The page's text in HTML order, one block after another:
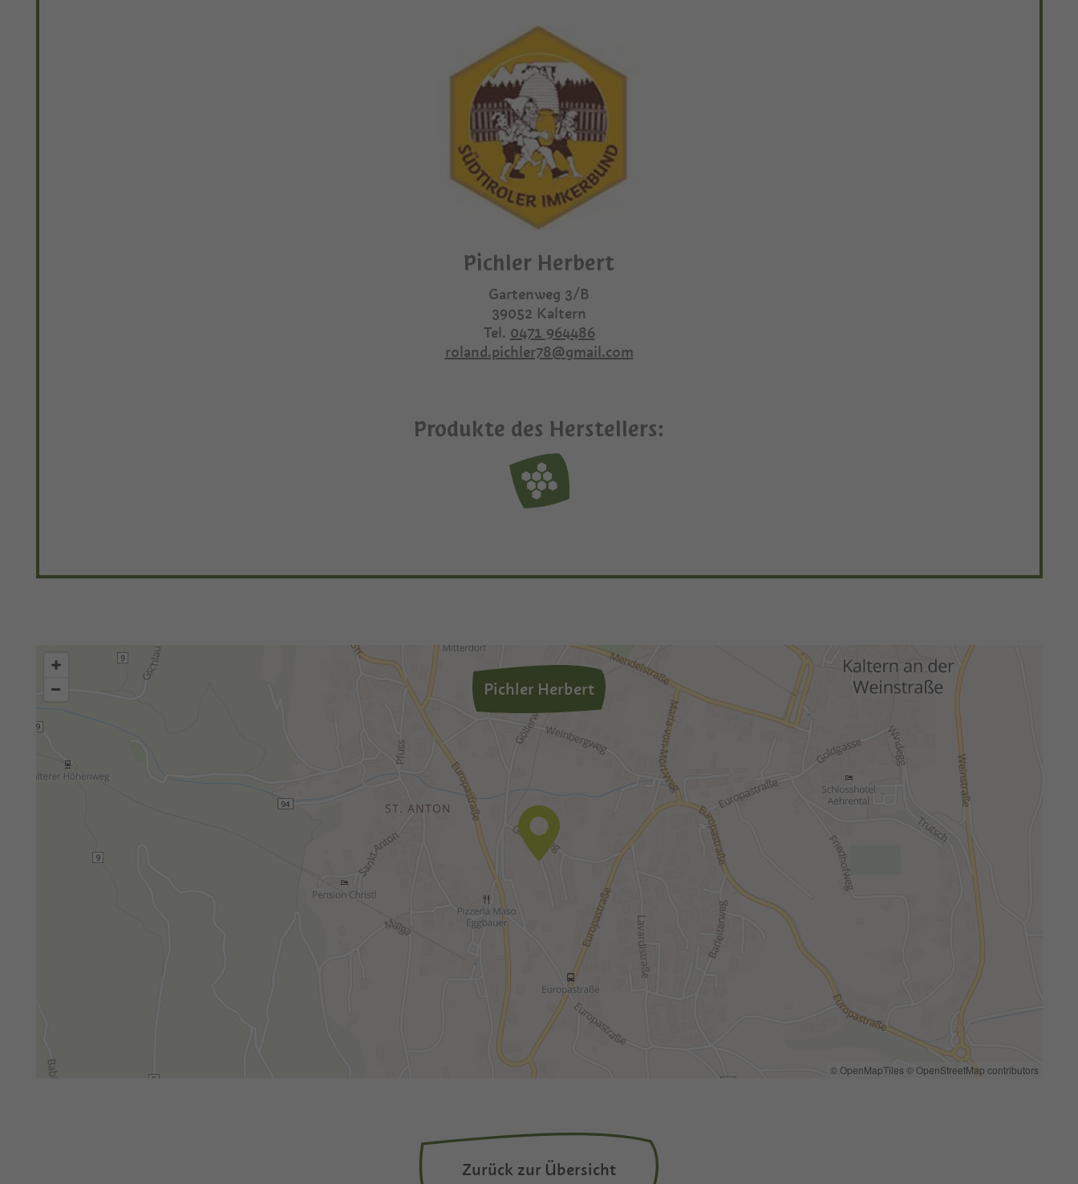
Pichler Herbert
Gartenweg 3/B
39052 Kaltern
Tel. 0471 964486
roland.pichler78@gmail.com
Produkte des Herstellers:
Pichler Herbert
© OpenMapTiles © OpenStreetMap contributors
Zurück zur Übersicht